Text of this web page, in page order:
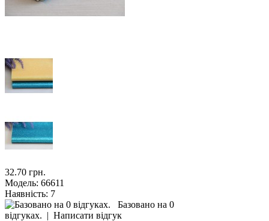
32.70 грн.
Модель: 66611
Наявність: 7
Базовано на 0
відгуках. | Написати відгук